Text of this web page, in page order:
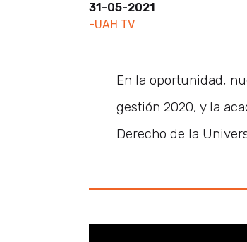
31-05-2021
-UAH TV
En la oportunidad,
gestión 2020, y la
Derecho de la